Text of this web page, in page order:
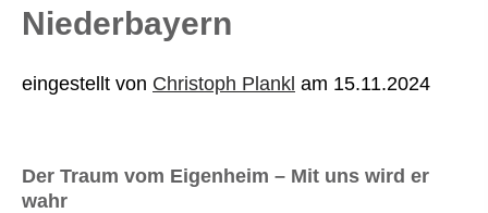
Niederbayern
eingestellt von Christoph Plankl am 15.11.2024
Der Traum vom Eigenheim – Mit uns wird er
wahr